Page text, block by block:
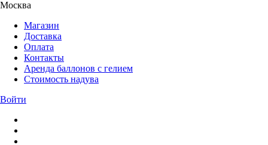
Москва
Магазин
Доставка
Оплата
Контакты
Аренда баллонов с гелием
Стоимость надува
Войти